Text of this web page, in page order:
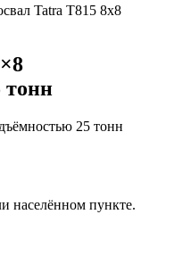
Tatra T815 8x8
тонн
населённом пункте.